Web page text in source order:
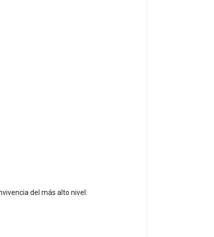
del más alto nivel: